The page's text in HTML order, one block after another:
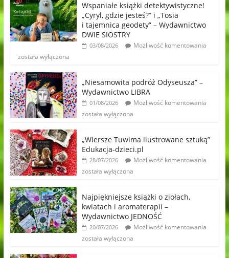
Wspaniałe książki detektywistyczne!
„Cyryl, gdzie jesteś?” i „Tosia
i tajemnica geodety” – Wydawnictwo
DWIE SIOSTRY
03/08/2026
Możliwość komentowania
została wyłączona
„Niesamowita podróż Odyseusza” –
Wydawnictwo LIBRA
01/08/2026
Możliwość komentowania
została wyłączona
„Wiersze Tuwima ilustrowane sztuką”
Edukacja-dzieci.pl
28/07/2026
Możliwość komentowania
została wyłączona
Najpiękniejsze książki o ziołach,
kwiatach i aromaterapii –
Wydawnictwo JEDNOŚĆ
20/07/2026
Możliwość komentowania
została wyłączona